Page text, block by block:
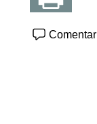
Comentar